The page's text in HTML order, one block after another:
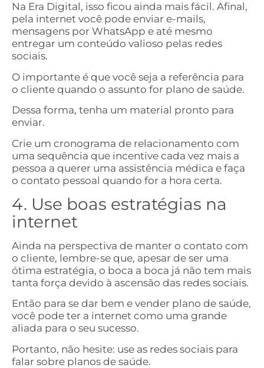
Na Era Digital, isso ficou ainda mais fácil. Afinal,
pela internet você pode enviar e-mails,
mensagens por WhatsApp e até mesmo
entregar um conteúdo valioso pelas redes
sociais.
O importante é que você seja a referência para
o cliente quando o assunto for plano de saúde.
Dessa forma, tenha um material pronto para
enviar.
Crie um cronograma de relacionamento com
uma sequência que incentive cada vez mais a
pessoa a querer uma assistência médica e faça
o contato pessoal quando for a hora certa.
4. Use boas estratégias na
internet
Ainda na perspectiva de manter o contato com
o cliente, lembre-se que, apesar de ser uma
ótima estratégia, o boca a boca já não tem mais
tanta força devido à ascensão das redes sociais.
Então para se dar bem e vender plano de saúde,
você pode ter a internet como uma grande
aliada para o seu sucesso.
Portanto, não hesite: use as redes sociais para
falar sobre planos de saúde.